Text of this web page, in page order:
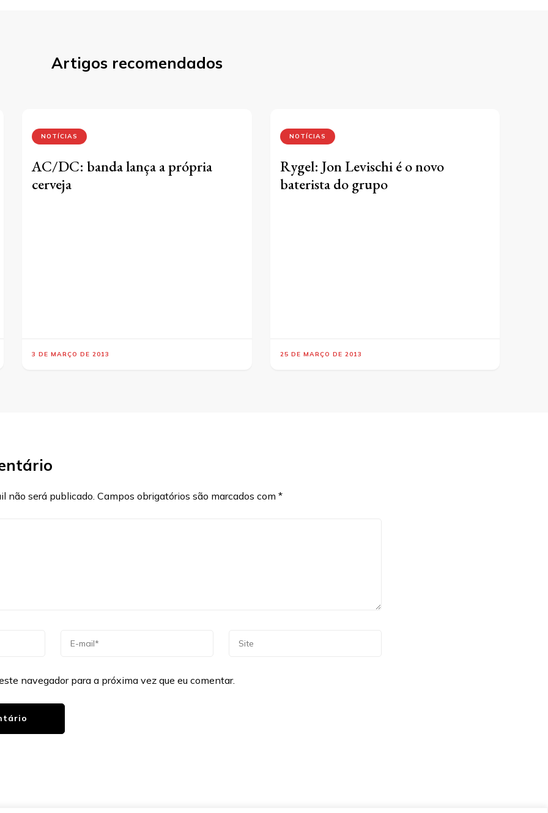
Artigos recomendados
NOTÍCIAS
AC/DC: banda lança a própria
cerveja
3 DE MARÇO DE 2013
NOTÍCIAS
Rygel: Jon Levischi é o novo
baterista do grupo
25 DE MARÇO DE 2013
não será publicado. Campos obrigatórios são marcados com *
navegador para a próxima vez que eu comentar.